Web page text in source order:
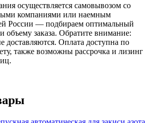
осуществляется самовывозом со
компаниями или наемным
России — подбираем оптимальный
объему заказа. Обратите внимание:
доставляются. Оплата доступна по
также возможны рассрочка и лизинг